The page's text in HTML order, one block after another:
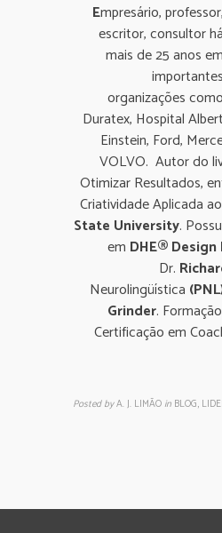
Empresário, professor,
escritor, consultor há
mais de 25 anos em
importantes
organizações como
Duratex, Hospital Albert
Einstein, Ford,
VOLVO. Autor do
Otimizar Resultados,
Criatividade Aplicada
State University.
em DHE®
Dr.
Neurolingüística
Grinder.
Certificação em
Posted byA. J. LIMÃO in BLOG,